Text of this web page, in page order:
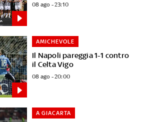
08 ago - 23:10
Il Napoli pareggia 1-1 contro
il Celta Vigo
AMICHEVOLE
08 ago - 20:00
A GIACARTA